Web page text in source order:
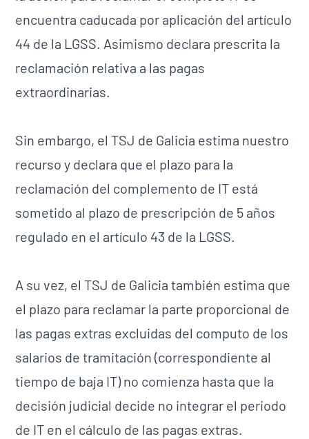
encuentra caducada por aplicación del artículo
44 de la LGSS. Asimismo declara prescrita la
reclamación relativa a las pagas
extraordinarias.
Sin embargo, el TSJ de Galicia estima nuestro
recurso y declara que el plazo para la
reclamación del complemento de IT está
sometido al plazo de prescripción de 5 años
regulado en el artículo 43 de la LGSS.
A su vez, el TSJ de Galicia también estima que
el plazo para reclamar la parte proporcional de
las pagas extras excluidas del computo de los
salarios de tramitación (correspondiente al
tiempo de baja IT) no comienza hasta que la
decisión judicial decide no integrar el periodo
de IT en el cálculo de las pagas extras.